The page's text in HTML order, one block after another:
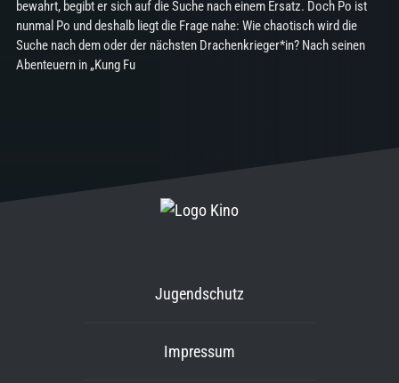
bewahrt, begibt er sich auf die Suche nach einem Ersatz. Doch Po ist
nunmal Po und deshalb liegt die Frage nahe: Wie chaotisch wird die
Suche nach dem oder der nächsten Drachenkrieger*in? Nach seinen
Abenteuern in „Kung Fu
Jugendschutz
Impressum